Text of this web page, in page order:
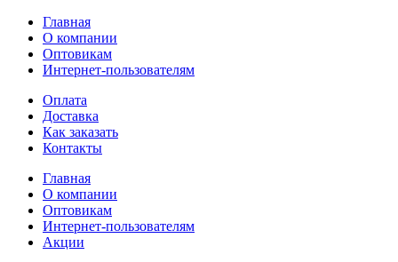
Главная
О компании
Оптовикам
Интернет-пользователям
Оплата
Доставка
Как заказать
Контакты
Главная
О компании
Оптовикам
Интернет-пользователям
Акции